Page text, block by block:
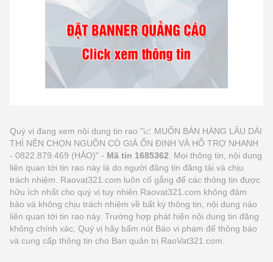
Quý vị đang xem nội dung tin rao "📈 MUỐN BÁN HÀNG LÂU DÀI
THÌ NÊN CHỌN NGUỒN CÓ GIÁ ỔN ĐỊNH VÀ HỖ TRỢ NHANH
- 0822.879.469 (HẢO)" - Mã tin 1685362 . Mọi thông tin, nội dung
liên quan tới tin rao này là do người đăng tin đăng tải và chịu
trách nhiệm. Raovat321.com luôn cố gắng để các thông tin được
hữu ích nhất cho quý vị tuy nhiên Raovat321.com không đảm
bảo và không chịu trách nhiệm về bất kỳ thông tin, nội dung nào
liên quan tới tin rao này. Trường hợp phát hiện nội dung tin đăng
không chính xác, Quý vị hãy bấm nút Báo vi phạm để thông báo
và cung cấp thông tin cho Ban quản trị RaoVat321.com.